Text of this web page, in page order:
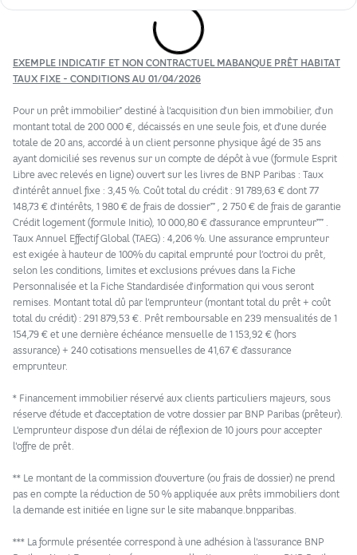
EXEMPLE INDICATIF ET NON CONTRACTUEL MABANQUE PRÊT HABITAT
TAUX FIXE - CONDITIONS AU 01/04/2026
Pour un prêt immobilier* destiné à l'acquisition d’un bien immobilier, d’un
montant total de 200 000 €, décaissés en une seule fois, et d’une durée
totale de 20 ans, accordé à un client personne physique âgé de 35 ans
ayant domicilié ses revenus sur un compte de dépôt à vue (formule Esprit
Libre avec relevés en ligne) ouvert sur les livres de BNP Paribas : Taux
d'intérêt annuel fixe : 3,45 %. Coût total du crédit : 91 789,63 € dont 77
148,73 € d’intérêts, 1 980 € de frais de dossier** , 2 750 € de frais de garantie
Crédit logement (formule Initio), 10 000,80 € d’assurance emprunteur*** .
Taux Annuel Effectif Global (TAEG) : 4,206 %. Une assurance emprunteur
est exigée à hauteur de 100% du capital emprunté pour l’octroi du prêt,
selon les conditions, limites et exclusions prévues dans la Fiche
Personnalisée et la Fiche Standardisée d’information qui vous seront
remises. Montant total dû par l’emprunteur (montant total du prêt + coût
total du crédit) : 291 879,53 €. Prêt remboursable en 239 mensualités de 1
154,79 € et une dernière échéance mensuelle de 1 153,92 € (hors
assurance) + 240 cotisations mensuelles de 41,67 € d’assurance
emprunteur.
* Financement immobilier réservé aux clients particuliers majeurs, sous
réserve d'étude et d'acceptation de votre dossier par BNP Paribas (prêteur).
L'emprunteur dispose d'un délai de réflexion de 10 jours pour accepter
l'offre de prêt.
** Le montant de la commission d'ouverture (ou frais de dossier) ne prend
pas en compte la réduction de 50 % appliquée aux prêts immobiliers dont
la demande est initiée en ligne sur le site mabanque.bnpparibas.
*** La formule présentée correspond à une adhésion à l'assurance BNP